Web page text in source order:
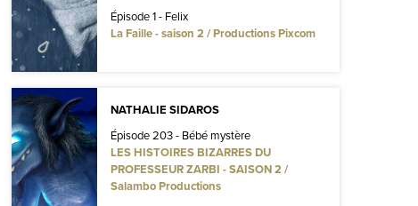
Épisode 1 - Felix
La Faille - saison 2 / Productions Pixcom
NATHALIE SIDAROS
Épisode 203 - Bébé mystère
LES HISTOIRES BIZARRES DU
PROFESSEUR ZARBI - SAISON 2 /
Salambo Productions